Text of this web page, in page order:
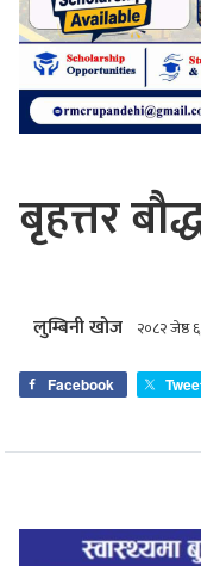
बृहत्तर
लुम्बिनी खोज २०८२ जेष्ठ
Facebook